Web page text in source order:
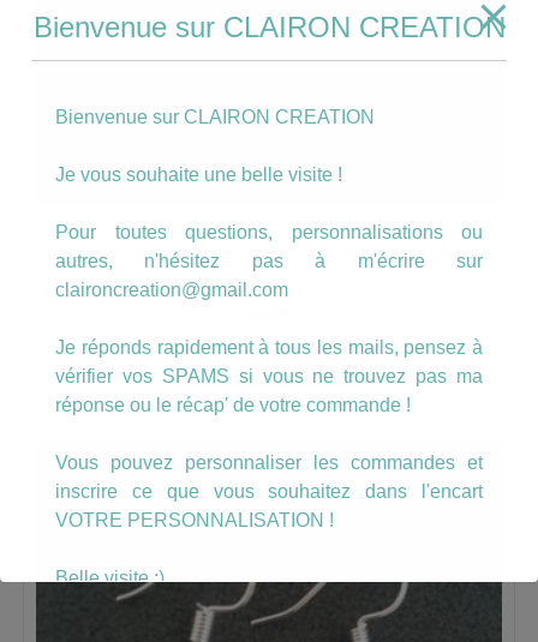
Boucles goutte rétro avec cercles
Bienvenue sur CLAIRON CREATION
Bienvenue sur CLAIRON CREATION
Je vous souhaite une belle visite !
Pour toutes questions, personnalisations ou
autres, n'hésitez pas à m'écrire sur
claironcreation@gmail.com
Je réponds rapidement à tous les mails, pensez à
vérifier vos SPAMS si vous ne trouvez pas ma
réponse ou le récap' de votre commande !
Vous pouvez personnaliser les commandes et
inscrire ce que vous souhaitez dans l'encart
VOTRE PERSONNALISATION !
Belle visite :)